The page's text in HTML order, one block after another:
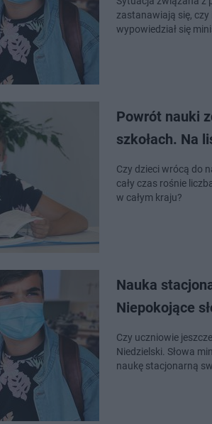
zastanawiają się, czy
wypowiedział się
Powrót nauki
szkołach. Na
Czy dzieci wrócą do
cały czas rośnie
w całym kraju?
Nauka
Niepokojące
Czy uczniowie
Niedzielski. Słowa
naukę stacjonarną